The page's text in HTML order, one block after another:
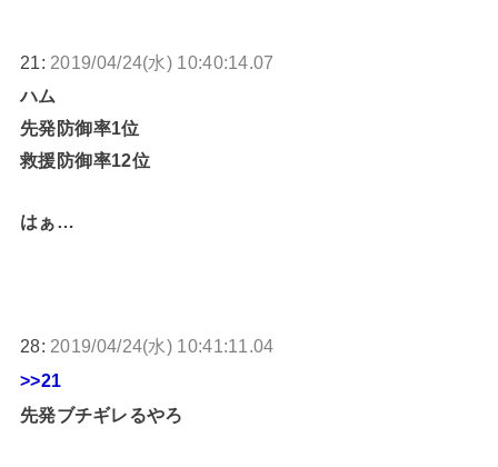
21: 2019/04/24(水) 10:40:14.07
ハム
先発防御率1位
救援防御率12位
はぁ…
28: 2019/04/24(水) 10:41:11.04
>>21
先発ブチギレるやろ